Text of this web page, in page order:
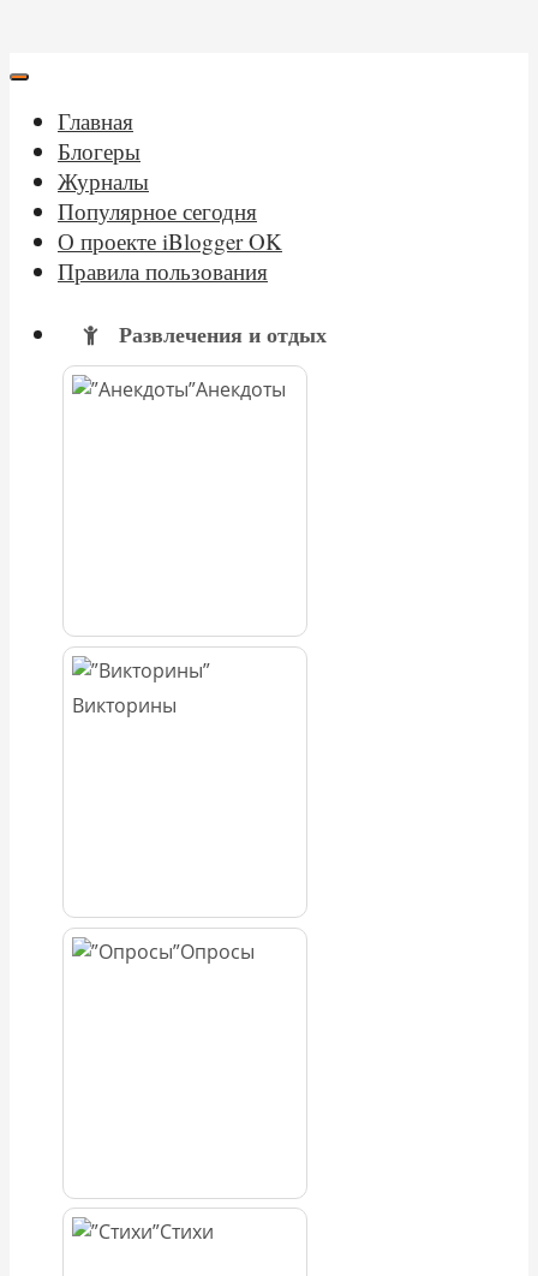
Главная
Блогеры
Журналы
Популярное сегодня
О проекте iBlogger OK
Правила пользования
Развлечения и отдых
Анекдоты
Викторины
Опросы
Стихи